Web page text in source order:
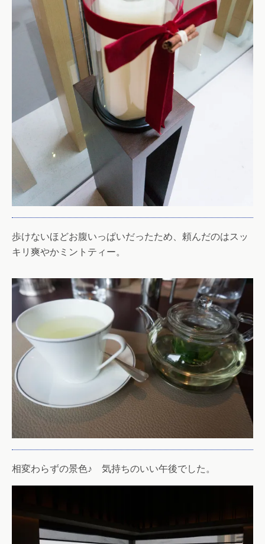
歩けないほどお腹いっぱいだったため、頼んだのはスッ
キリ爽やかミントティー。
相変わらずの景色♪ 気持ちのいい午後でした。